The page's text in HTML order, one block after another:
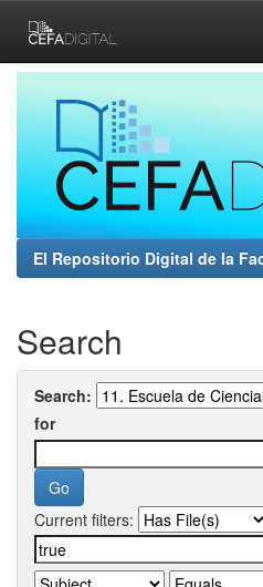
navigation
El Repositorio Digital de la
Search
Search:
for
Current filters: